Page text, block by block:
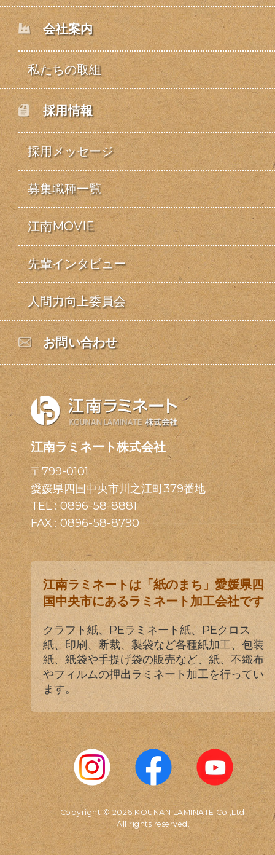
会社案内
私たちの取組
採用情報
採用メッセージ
募集職種一覧
江南MOVIE
先輩インタビュー
人間力向上委員会
お問い合わせ
江南ラミネート株式会社
〒799-0101
愛媛県四国中央市川之江町379番地
TEL :0896-58-8881
FAX : 0896-58-8790
江南ラミネートは「紙のまち」愛媛県四
国中央市にあるラミネート加工会社です
クラフト紙、PEラミネート紙、PEクロス
紙、印刷、断裁、製袋など各種紙加工、包装
紙、紙袋や手提げ袋の販売など、紙、不織布
やフィルムの押出ラミネート加工を行ってい
ます。
Copyright © 2026 KOUNAN LAMINATE Co.,Ltd.
All rights reserved.